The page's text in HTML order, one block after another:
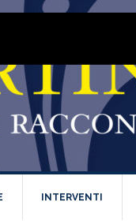
INTERVENTI